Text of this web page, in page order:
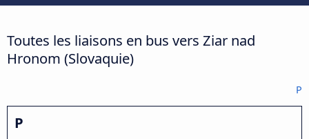
Toutes les liaisons en bus vers Ziar nad
Hronom (Slovaquie)
P
P